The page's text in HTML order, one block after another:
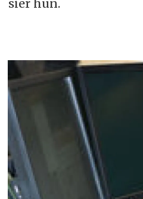
sier hun.